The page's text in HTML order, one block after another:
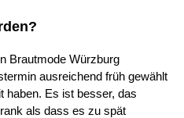
Brautmode Würzburg
ausreichend früh gewählt
haben. Es ist besser, das
als dass es zu spät